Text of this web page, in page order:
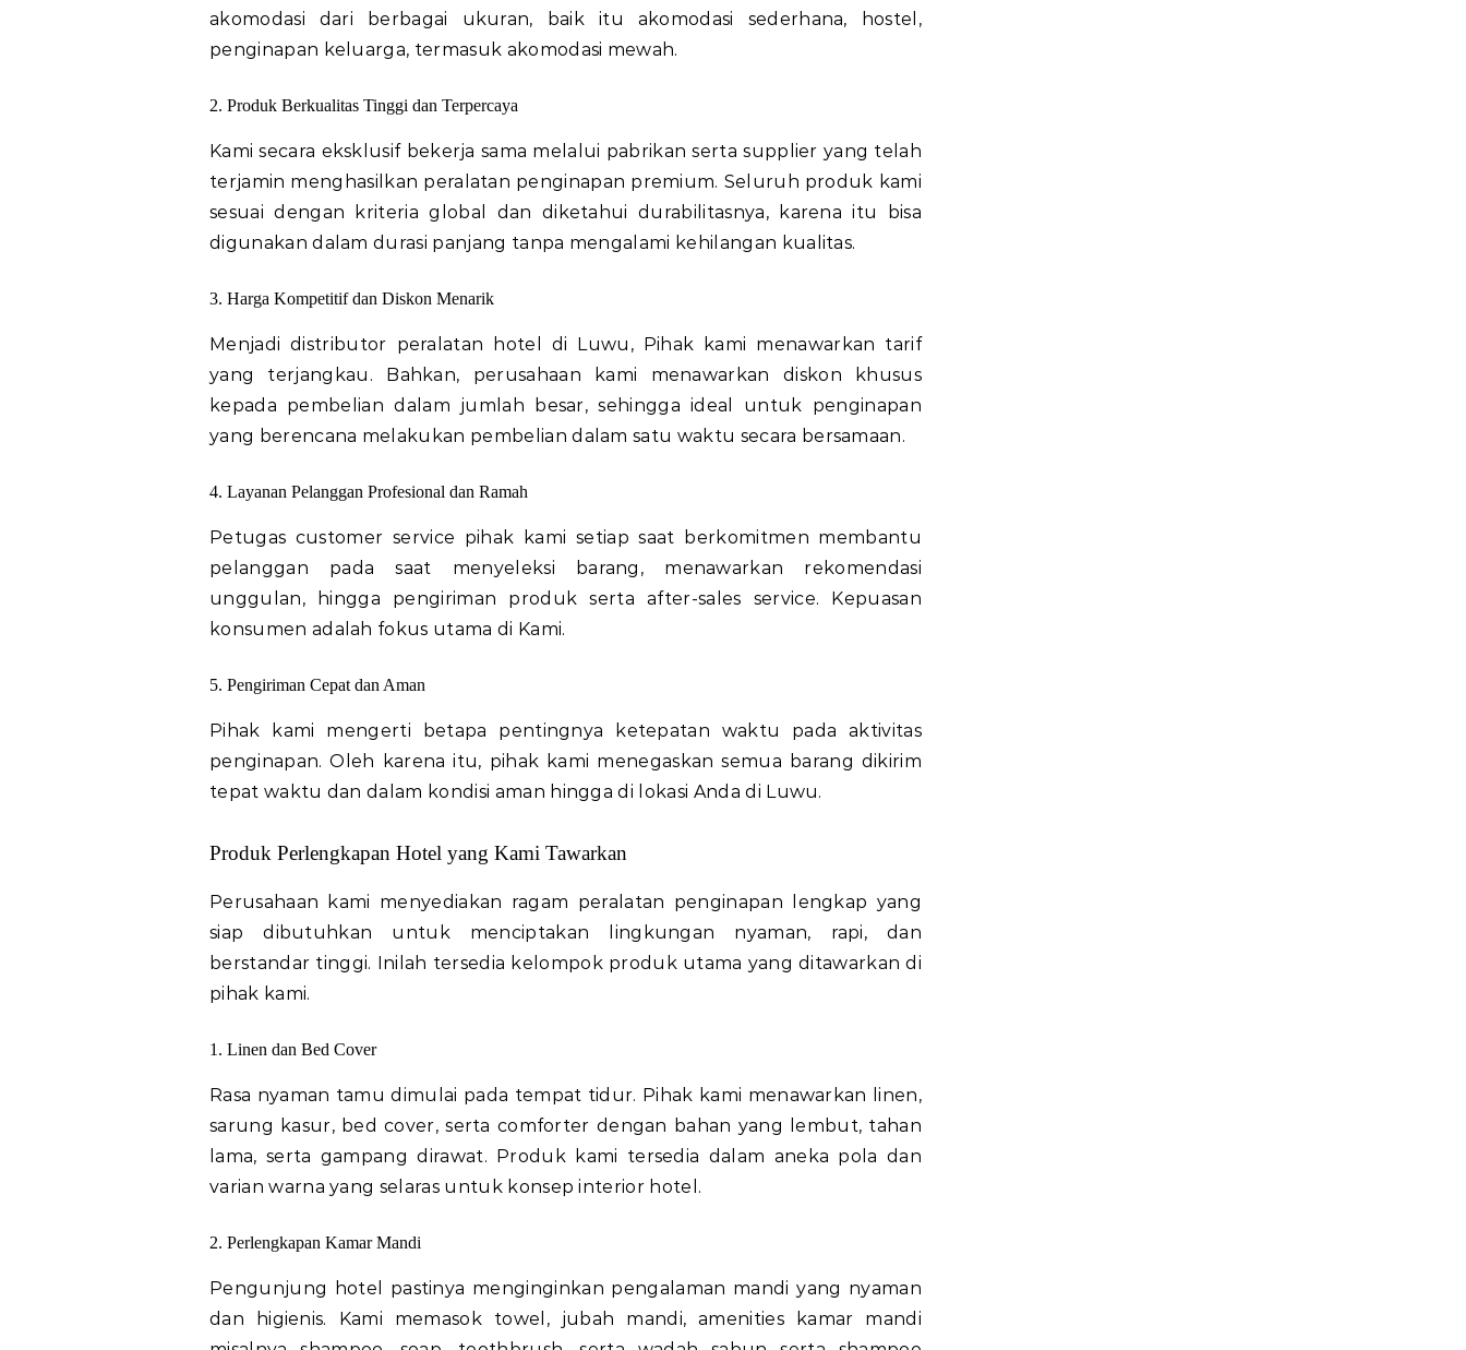
akomodasi dari berbagai ukuran, baik itu akomodasi sederhana, hostel,
penginapan keluarga, termasuk akomodasi mewah.
2. Produk Berkualitas Tinggi dan Terpercaya
Kami secara eksklusif bekerja sama melalui pabrikan serta supplier yang telah
terjamin menghasilkan peralatan penginapan premium. Seluruh produk kami
sesuai dengan kriteria global dan diketahui durabilitasnya, karena itu bisa
digunakan dalam durasi panjang tanpa mengalami kehilangan kualitas.
3. Harga Kompetitif dan Diskon Menarik
Menjadi distributor peralatan hotel di Luwu, Pihak kami menawarkan tarif
yang terjangkau. Bahkan, perusahaan kami menawarkan diskon khusus
kepada pembelian dalam jumlah besar, sehingga ideal untuk penginapan
yang berencana melakukan pembelian dalam satu waktu secara bersamaan.
4. Layanan Pelanggan Profesional dan Ramah
Petugas customer service pihak kami setiap saat berkomitmen membantu
pelanggan pada saat menyeleksi barang, menawarkan rekomendasi
unggulan, hingga pengiriman produk serta after-sales service. Kepuasan
konsumen adalah fokus utama di Kami.
5. Pengiriman Cepat dan Aman
Pihak kami mengerti betapa pentingnya ketepatan waktu pada aktivitas
penginapan. Oleh karena itu, pihak kami menegaskan semua barang dikirim
tepat waktu dan dalam kondisi aman hingga di lokasi Anda di Luwu.
Produk Perlengkapan Hotel yang Kami Tawarkan
Perusahaan kami menyediakan ragam peralatan penginapan lengkap yang
siap dibutuhkan untuk menciptakan lingkungan nyaman, rapi, dan
berstandar tinggi. Inilah tersedia kelompok produk utama yang ditawarkan di
pihak kami.
1. Linen dan Bed Cover
Rasa nyaman tamu dimulai pada tempat tidur. Pihak kami menawarkan linen,
sarung kasur, bed cover, serta comforter dengan bahan yang lembut, tahan
lama, serta gampang dirawat. Produk kami tersedia dalam aneka pola dan
varian warna yang selaras untuk konsep interior hotel.
2. Perlengkapan Kamar Mandi
Pengunjung hotel pastinya menginginkan pengalaman mandi yang nyaman
dan higienis. Kami memasok towel, jubah mandi, amenities kamar mandi